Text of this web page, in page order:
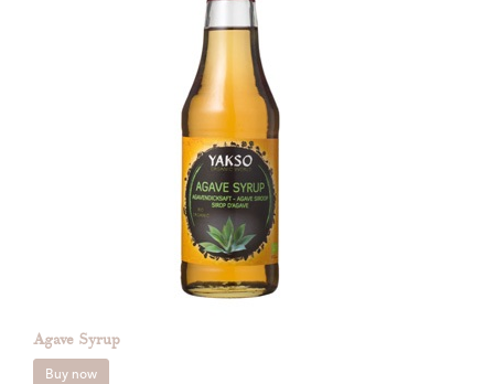
Agave Syrup
Buy now